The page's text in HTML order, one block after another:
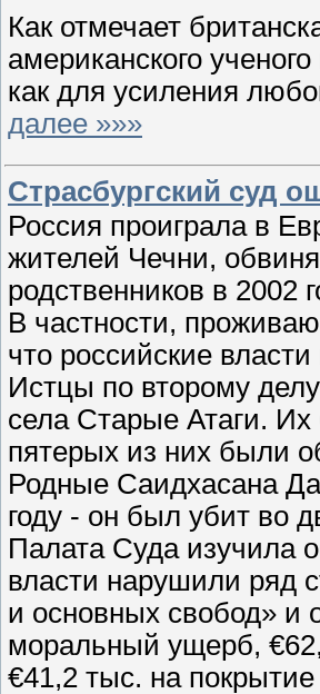
Как отмечает
американского
как для усиления
далее »»»
Страсбургский суд
Россия проиграла в
жителей Чечни,
родственников в 2002
В частности,
что российские
Истцы по второму
села Старые Атаги. Их
пятерых из них были
Родные Саидхасана
году - он был убит во
Палата Суда изучила
власти нарушили ряд
и основных свобод» и
моральный ущерб,
€41,2 тыс. на